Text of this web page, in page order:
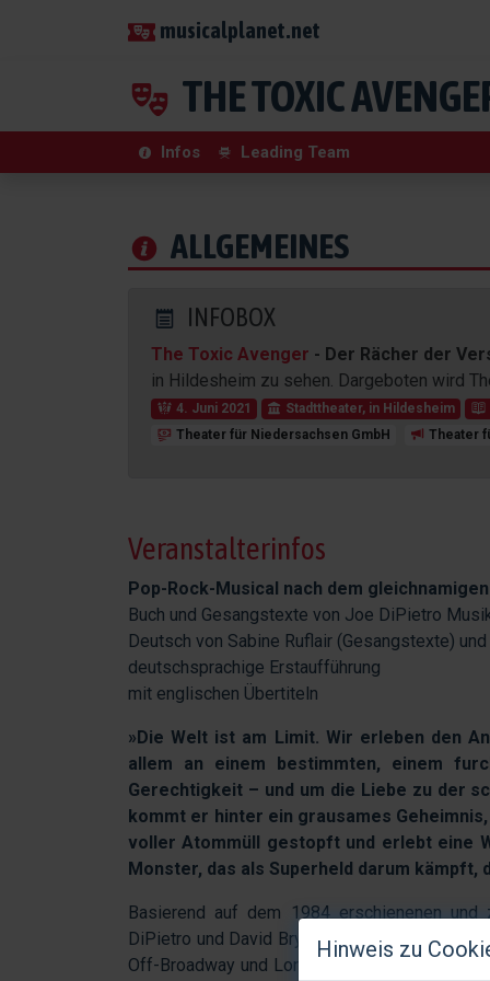
musicalplanet.net
THE TOXIC
Infos Leading Team
ALLGEMEINES
INFOBOX
The Toxic Avenger - Der Rächer der
in Hildesheim zu sehen. Dargeboten wird
4. Juni 2021 Stadttheater, in Hildesheim
Theater für Niedersachsen GmbH
Theater
Veranstalterinfos
Pop-Rock-Musical nach dem
Buch und Gesangstexte von Joe DiPietro
Deutsch von Sabine Ruflair (Gesangstexte)
deutschsprachige Erstaufführung
mit englischen Übertiteln
»Die Welt ist am Limit. Wir erleben den
allem an einem bestimmten, einem
Gerechtigkeit – und um die Liebe zu der
kommt er hinter ein grausames
voller Atommüll gestopft und erlebt eine
Monster, das als Superheld darum kämpft,
Basierend auf dem 1984 erschienenen
DiPietro und David Bryan the toxic avenger
Off-Broadway und Londoner West End nun
Hinweis zu